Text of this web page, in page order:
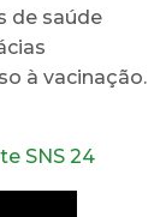
de saúde
à vacinação.
SNS 24